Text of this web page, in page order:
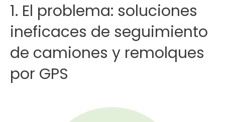
1. El problema: soluciones
ineficaces de seguimiento
de camiones y remolques
por GPS